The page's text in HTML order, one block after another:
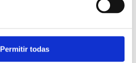
Permitir todas